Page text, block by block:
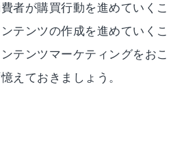
者が購買行動を進めていくこ
テンツの作成を進めていくこ
テンツマーケティングをおこ
えておきましょう。